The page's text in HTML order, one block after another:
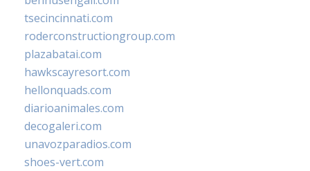
tsecincinnati.com
roderconstructiongroup.com
plazabatai.com
hawkscayresort.com
hellonquads.com
diarioanimales.com
decogaleri.com
unavozparadios.com
shoes-vert.com